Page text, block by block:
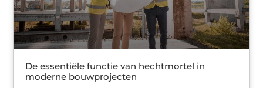
De essentiële functie van hechtmortel in
moderne bouwprojecten